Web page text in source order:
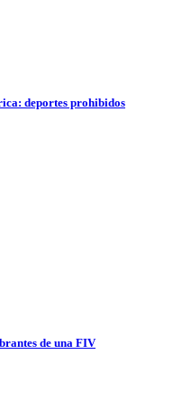
deportes prohibidos
de una FIV